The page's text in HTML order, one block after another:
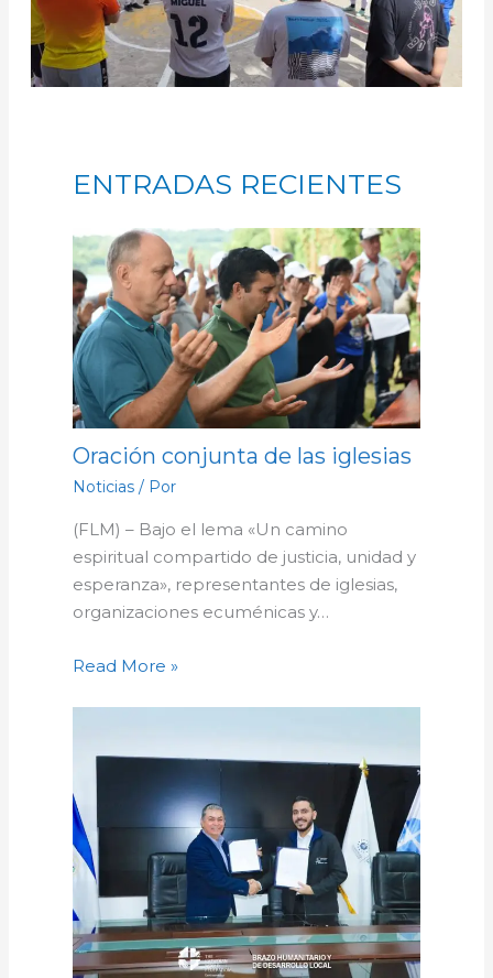
ENTRADAS RECIENTES
Oración conjunta de las iglesias
Noticias/ Por
(FLM) – Bajo el lema «Un camino
espiritual compartido de justicia, unidad y
esperanza», representantes de iglesias,
organizaciones ecuménicas y…
Read More »